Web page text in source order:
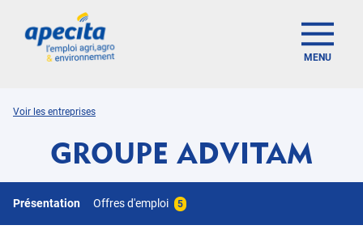
MENU
Voir les entreprises
GROUPE ADVITAM
Présentation Offres d'emploi 5